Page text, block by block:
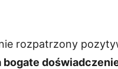
rozpatrzony
bogate